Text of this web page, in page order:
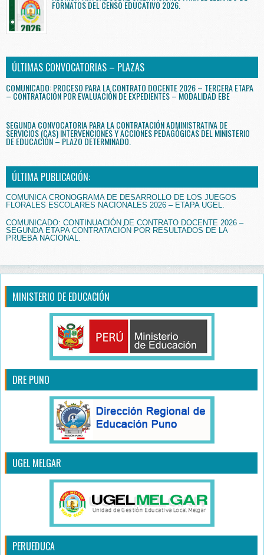
FORMATOS DEL CENSO EDUCATIVO 2026.
ÚLTIMAS CONVOCATORIAS – PLAZAS
COMUNICADO: PROCESO PARA LA CONTRATO DOCENTE 2026 – TERCERA ETAPA
– CONTRATACIÓN POR EVALUACIÓN DE EXPEDIENTES – MODALIDAD EBE
SEGUNDA CONVOCATORIA PARA LA CONTRATACIÓN ADMINISTRATIVA DE
SERVICIOS (CAS) INTERVENCIONES Y ACCIONES PEDAGÓGICAS DEL MINISTERIO
DE EDUCACIÓN – PLAZO DETERMINADO.
ÚLTIMA PUBLICACIÓN:
COMUNICA CRONOGRAMA DE DESARROLLO DE LOS JUEGOS
FLORALES ESCOLARES NACIONALES 2026 – ETAPA UGEL.
COMUNICADO: CONTINUACIÓN DE CONTRATO DOCENTE 2026 –
SEGUNDA ETAPA CONTRATACIÓN POR RESULTADOS DE LA
PRUEBA NACIONAL.
MINISTERIO DE EDUCACIÓN
DRE PUNO
UGEL MELGAR
PERUEDUCA